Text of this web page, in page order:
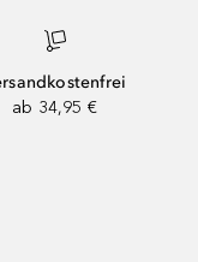
ab 34,95 €